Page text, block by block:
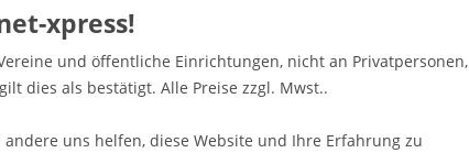
eine maximale
aus
Stahlblech,
und öffentliche Einrichtungen, nicht an Privatpersonen,
dies als bestätigt. Alle Preise zzgl. Mwst..
uns helfen, diese Website und Ihre Erfahrung zu